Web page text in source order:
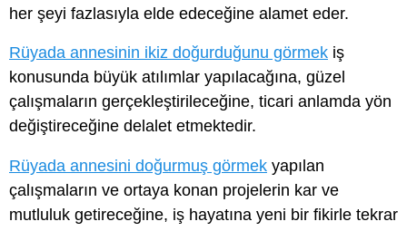
her şeyi fazlasıyla elde edeceğine alamet eder.
Rüyada annesinin ikiz doğurduğunu görmek iş
konusunda büyük atılımlar yapılacağına, güzel
çalışmaların gerçekleştirileceğine, ticari anlamda yön
değiştireceğine delalet etmektedir.
Rüyada annesini doğurmuş görmek yapılan
çalışmaların ve ortaya konan projelerin kar ve
mutluluk getireceğine, iş hayatına yeni bir fikirle tekrar